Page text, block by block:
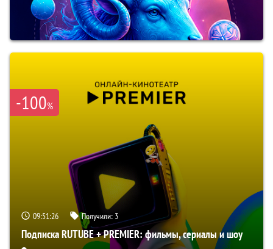
-100%
09:51:25 Получили: 3
Подписка RUTUBE + PREMIER: фильмы, сериалы и шоу